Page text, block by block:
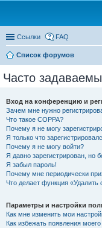
Ссылки FAQ
Список форумов
Часто
Вход на конференцию и
Зачем мне нужно
Что такое COPPA?
Почему я не могу
Я только что
Почему я не могу войти?
Я давно зарегистрирован, но
Я забыл пароль!
Почему мне периодически
Что делает функция
Параметры и настройки
Как мне изменить мои
Как избежать появления